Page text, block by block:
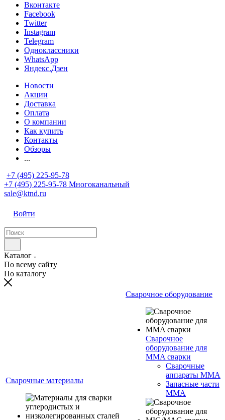
Вконтакте
Facebook
Twitter
Instagram
Telegram
Одноклассники
WhatsApp
Яндекс.Дзен
Новости
Акции
Доставка
Оплата
О компании
Как купить
Контакты
Обзоры
...
+7 (495) 225-95-78
+7 (495) 225-95-78 Многоканальный
sale@ktnd.ru
Войти
Каталог
По всему сайту
По каталогу
Сварочные материалы
Сварочное оборудование
Сварочное
оборудование для
MMA сварки
Сварочные
аппараты MMA
Запасные части
MMA